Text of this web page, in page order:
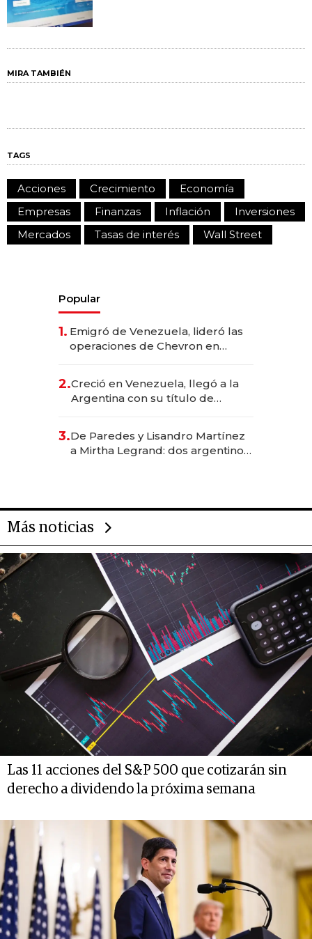
MIRA TAMBIÉN
TAGS
Acciones Crecimiento
Economía
Empresas
Finanzas Inflación
Inversiones
Mercados
Tasas de interés Wall Street
Popular
1. Emigró de Venezuela, lideró las
operaciones de Chevron en
2.Creció en Venezuela, llegó a la
Argentina con su título de
las marcas "fast premium"
3.De Paredes y Lisandro Martínez
a Mirtha Legrand: dos argentinos
Más noticias
Las 11 acciones del S&P 500 que cotizarán sin
derecho a dividendo la próxima semana